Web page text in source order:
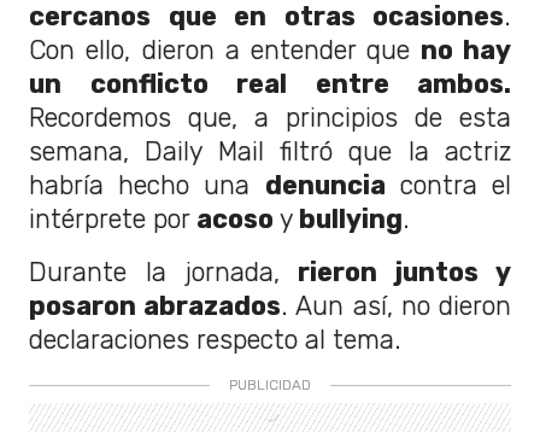
cercanos que en otras ocasiones.
Con ello, dieron a entender que no hay
un conflicto real entre ambos.
Recordemos que, a principios de esta
semana, Daily Mail filtró que la actriz
habría hecho una denuncia contra el
intérprete por acoso y bullying.
Durante la jornada, rieron juntos y
posaron abrazados. Aun así, no dieron
declaraciones respecto al tema.